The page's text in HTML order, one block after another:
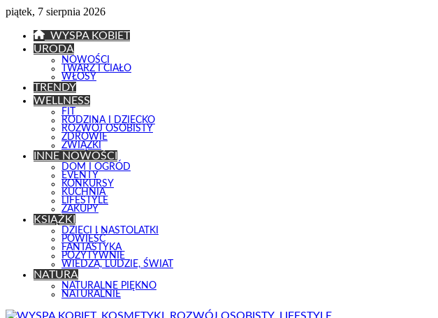
piątek, 7 sierpnia 2026
WYSPA KOBIET
URODA
NOWOŚCI
TWARZ I CIAŁO
WŁOSY
TRENDY
WELLNESS
FIT
RODZINA I DZIECKO
ROZWÓJ OSOBISTY
ZDROWIE
ZWIĄZKI
INNE NOWOŚCI
DOM I OGRÓD
EVENTY
KONKURSY
KUCHNIA
LIFESTYLE
ZAKUPY
KSIĄŻKI
DZIECI I NASTOLATKI
POWIEŚĆ
FANTASTYKA
POZYTYWNIE
WIEDZA, LUDZIE, ŚWIAT
NATURA
NATURALNE PIĘKNO
NATURALNIE